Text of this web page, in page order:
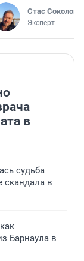
Стас Соколов
Эксперт
в
судьба
скандала в
Барнаула в